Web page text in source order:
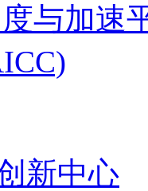
与加速
新中心